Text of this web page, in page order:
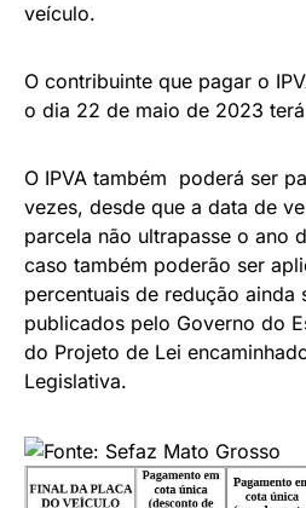
veículo.
O contribuinte que pagar o
o dia 22 de maio de 2023
O IPVA também poderá ser
vezes, desde que a data de
parcela não ultrapasse o ano
caso também poderão ser
percentuais de redução ainda
publicados pelo Governo do
do Projeto de Lei
Legislativa.